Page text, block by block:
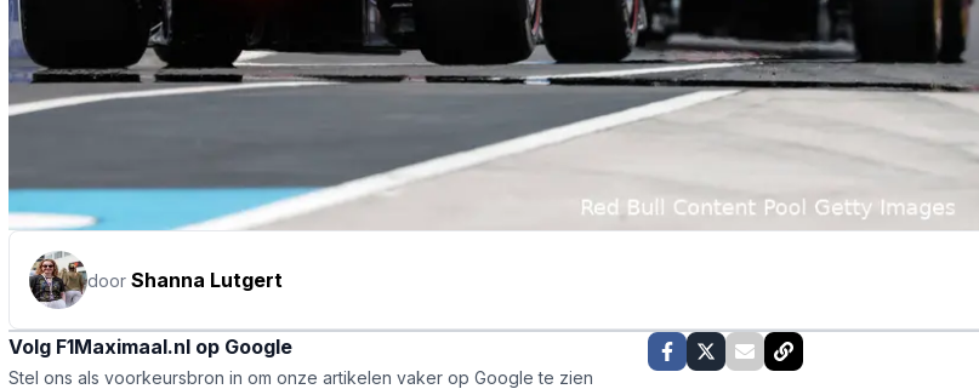
door Shanna Lutgert
Volg F1Maximaal.nl op Google
Stel ons als voorkeursbron in om onze artikelen vaker op Google te zien